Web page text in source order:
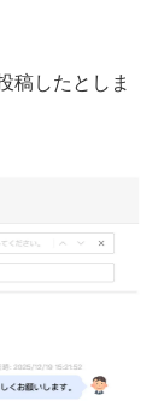
稿したとしま